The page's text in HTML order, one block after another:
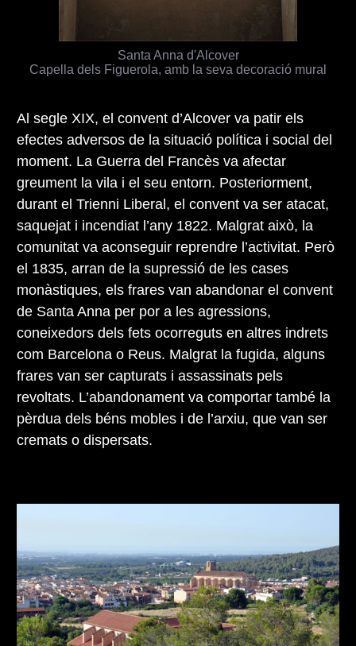
Santa Anna d'Alcover
Capella dels Figuerola, amb la seva decoració mural
Al segle XIX, el convent d’Alcover va patir els
efectes adversos de la situació política i social del
moment. La Guerra del Francès va afectar
greument la vila i el seu entorn. Posteriorment,
durant el Trienni Liberal, el convent va ser atacat,
saquejat i incendiat l’any 1822. Malgrat això, la
comunitat va aconseguir reprendre l’activitat. Però
el 1835, arran de la supressió de les cases
monàstiques, els frares van abandonar el convent
de Santa Anna per por a les agressions,
coneixedors dels fets ocorreguts en altres indrets
com Barcelona o Reus. Malgrat la fugida, alguns
frares van ser capturats i assassinats pels
revoltats. L’abandonament va comportar també la
pèrdua dels béns mobles i de l’arxiu, que van ser
cremats o dispersats.